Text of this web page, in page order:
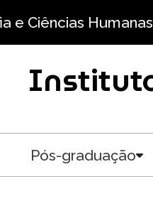
e Ciências Humanas
Pós-graduação